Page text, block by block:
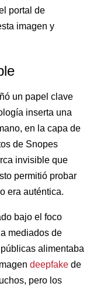
portal de
imagen y
un papel clave
inserta una
en la capa de
de Snopes
invisible que
permitió probar
era auténtica.
bajo el foco
mediados de
alimentaba
deepfake de
pero los